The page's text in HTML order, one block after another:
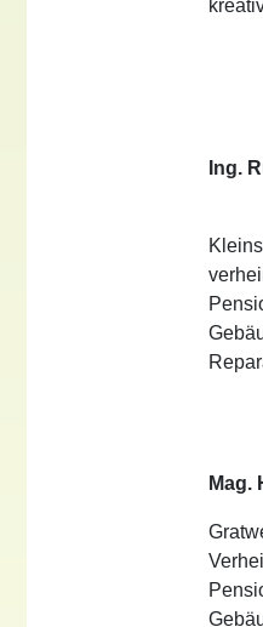
Ing.
Mag.